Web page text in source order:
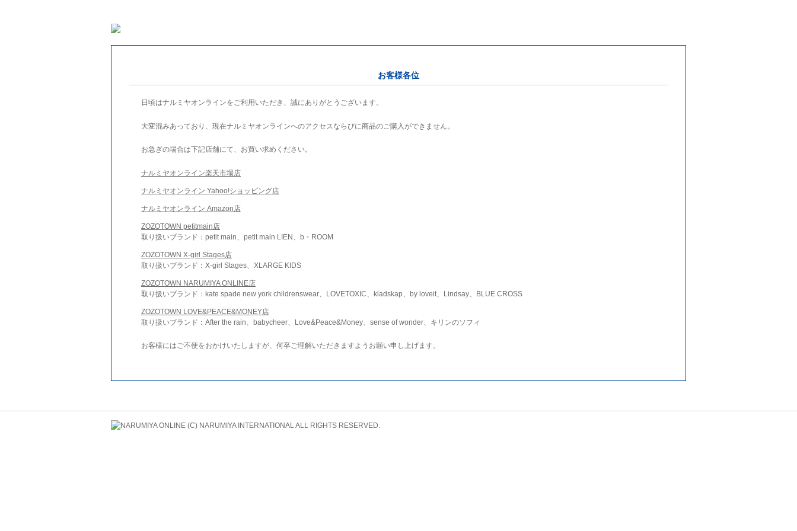
お客様各位
日頃はナルミヤオンラインをご利用いただき、誠にありがとうございます。
大変混みあっており、現在ナルミヤオンラインへのアクセスならびに商品のご購入ができません。
お急ぎの場合は下記店舗にて、お買い求めください。
ナルミヤオンライン楽天市場店
ナルミヤオンライン Yahoo!ショッピング店
ナルミヤオンライン Amazon店
ZOZOTOWN petitmain店
取り扱いブランド：petit main、petit main LIEN、b・ROOM
ZOZOTOWN X-girl Stages店
取り扱いブランド：X-girl Stages、XLARGE KIDS
ZOZOTOWN NARUMIYA ONLINE店
取り扱いブランド：kate spade new york childrenswear、LOVETOXIC、kladskap、by loveit、Lindsay、BLUE CROSS
ZOZOTOWN LOVE&PEACE&MONEY店
取り扱いブランド：After the rain、babycheer、Love&Peace&Money、sense of wonder、キリンのソフィ
お客様にはご不便をおかけいたしますが、何卒ご理解いただきますようお願い申し上げます。